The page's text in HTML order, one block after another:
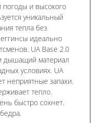
погоды и высокого
уникальный
тепла без
идеально
UA Base 2.0
дышащий материал
условиях. UA
неприятные запахи.
тепло.
быстро сохнет.